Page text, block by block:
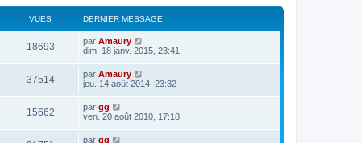
VUES DERNIER MESSAGE
18693V
u
s
D
e
i
e
r
m
e
s
s
par Amaury
dim. 18 janv. 2015, 23:41
37514V
u
D
e
i
e
r
m
par Amaury
jeu. 14 août 2014, 23:32
15662V
u
D
e
par gg
ven. 20 août 2010, 17:18
D
par gg